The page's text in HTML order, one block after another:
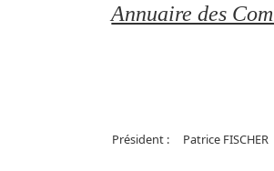
Annuaire des
Président : Patrice FISCHER